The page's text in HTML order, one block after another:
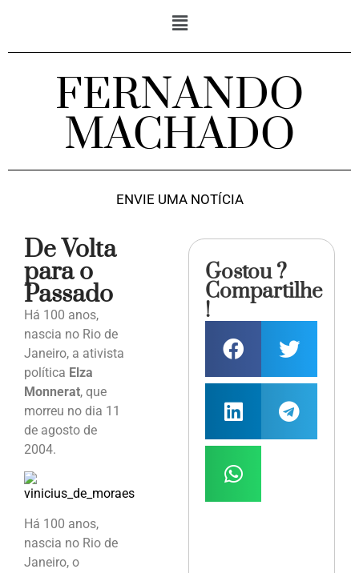
FERNANDO
MACHADO
ENVIE UMA NOTÍCIA
De Volta
para o
Passado
Há 100 anos,
nascia no Rio de
Janeiro, a ativista
política Elza
Monnerat, que
morreu no dia 11
de agosto de
2004.
Há 100 anos,
nascia no Rio de
Janeiro, o
Gostou ?
Compartilhe
!